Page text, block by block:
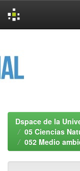
Dspace de la
05 Ciencias
052 Medio